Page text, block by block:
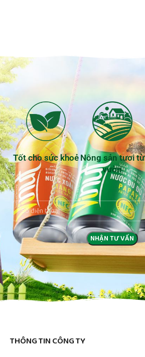
Tốt cho sức khoẻ Nông sản tươi từ
vườn
THÔNG TIN CÔNG TY